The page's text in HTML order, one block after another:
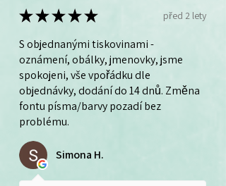
★★★★★ před 2 lety
S objednanými tiskovinami -
oznámení, obálky, jmenovky, jsme
spokojeni, vše vpořádku dle
objednávky, dodání do 14 dnů. Změna
fontu písma/barvy pozadí bez
problému.
Simona H.